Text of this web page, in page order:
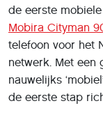
de eerste
Mobira Cityman
telefoon voor het
netwerk. Met een
nauwelijks
de eerste stap